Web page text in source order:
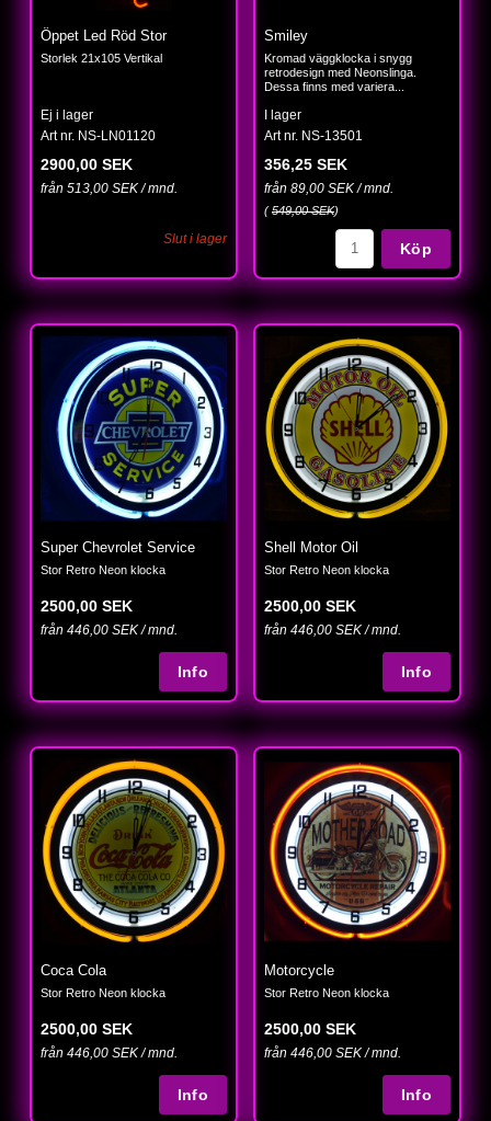
Öppet Led Röd Stor
Storlek 21x105 Vertikal
Ej i lager
Art nr. NS-LN01120
2900,00 SEK
från 513,00 SEK / mnd.
Slut i lager
Smiley
Kromad väggklocka i snygg
retrodesign med Neonslinga.
Dessa finns med variera...
I lager
Art nr. NS-13501
356,25 SEK
från 89,00 SEK / mnd.
(549,00 SEK)
Köp
Super Chevrolet Service
Stor Retro Neon klocka
2500,00 SEK
från 446,00 SEK / mnd.
Shell Motor Oil
Stor Retro Neon klocka
2500,00 SEK
från 446,00 SEK / mnd.
Coca Cola
Stor Retro Neon klocka
2500,00 SEK
från 446,00 SEK / mnd.
Motorcycle
Stor Retro Neon klocka
2500,00 SEK
från 446,00 SEK / mnd.